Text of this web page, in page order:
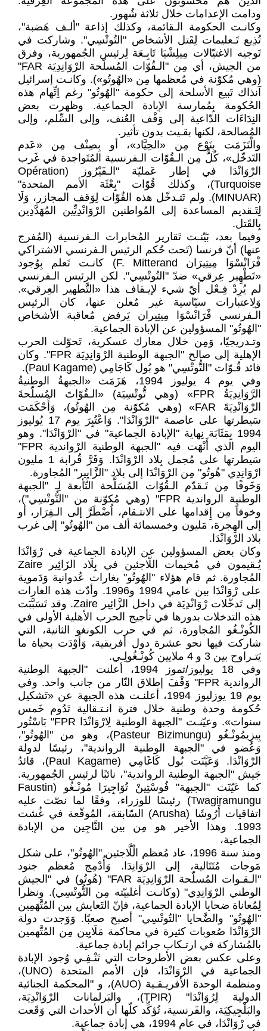
ودامت الإعدامات خلال ثلاثة شُهور.
وكانـت الحكومة الـقائمة، وكذلك إذاعة "ألـف هَضبة"،
تُذِيع تَـعليمات لِقَتل الأشخاص "التُوتْسِي". وشاركت في
تَوجيه الاغتيّالات مِيلِشْيَا تَابِـعَة لِرئيس الجُمهورية، وفرق
من الجيش، أي مِن "الـقُوّات المُسلّحة الرْوَانِدِيَة FAR"
(وهي مُكوّنة في مُعظمها مِن «الهُوتُو»). وكانـت إسرائيل
آنذاك تَبيع الأسلحة إلى حكومة "الهُوتُو" رغم اِتِّهام هذه
الحُكومة بِمُمارسة الإبادة الجماعية. وظهرت بعض
النِدَاءَات الدّاعية إلى وَقْف العُنف، وإلى السِّلم، وإلى
المُصالحة، لكنها بقـيت بدون تأثير.
والْتَزَمَت بِنَوْع مِن «الحِيَّاد»، أو بِصِنْف مِن «عَدم
التَدخّل»، كُلٌّ مِن الـقُوّات الـفرنسية المُتَواجدة في غَرب
الرْوَانْدَا في إطار عَمليّة "الـفَيْرُوز (Opération
Turquoise)، وكذلك قُوّات "بِعْثَة الأمم المتحدة"
(MINUAR). ولم تَتـدخّل هذه القُوّات لِوَقف المجازر، وَلَا
لِتَـقديم المساعدة إلى المُواطنين الرْوَانْدِيِّين المُهَدَّدِين
بِالقَتل.
وفيما بعد، بَيّنـت تَقارير المُخابرات الـفرنسية (المُفرج
عنها) أنّ فرنسا (تَحت حُكم الرئيس الـفرنسي الاشتراكي
فْرَانْسْوَا مِيتِيرَان F. Mitterand) كانـت تَعلم بِوُجود
«تَطْهِير عِرقي» ضدّ "التُوتْسِي". لكن الرئيس الـفرنسي
لم يُرِدْ فِـعْل أيّ شيء لإيـقاف هذا «التَّطهير العِرقي».
وَلِاعتبارات سيّاسية غير مُعلن عنها، كان الرئيس
الـفرنسي فْرَانْسْوَا مِيتِيران يَرفض مُعاقبة الأشخاص
"الهُوتُو" المسؤولين عن الإبادة الجماعية.
وتـدريجيًا، وَمِن خلال معارك عسكرية، تَحوّلت الحرب
الإهلية إلى صالح "الجبهة الوطنية الرْوَانِدِيَة FPR". وكان
قائد قُـوّات "التُّوتْسِي" هو بُول كَاجَامِي (Paul Kagame).
وفي يوم 4 يوليوز 1994، هَزَمَت «الجبهةُ الوطنيةُ
الرَّوَانِدِيَةُ FPR» (وهي تُّوتْسِيَة) «الـقُوّاتَ المُسلّحةَ
الرْوَانْدِيَةَ FAR» (وهي مُكوّنة مِن الهُوتُو)، وَأَحْكَمَت
سَيطرتها على عاصمة "الرْوَانْدَا". وَاعْتُبِرَ يوم 17 يُوليوز
1994 بِمَثَابَة نِهاية "الإبادة الجماعية" في "الرْوَانْدَا". وهو
اليوم الذي أَنْهَت فيه "الجبهة الوطنية الرْواندية FPR"
سَيطرتها على مُجمل بِلاد الرْوَانْدَا. وَفَرَّ قُرابة 1 مليون
ارْوَانِدِي "هُوتُو" مِن الرْوَانْدَا إلى بلاد "الزَّايِير" المُجاورة.
وَخَوفًا مِن تَـقدّم الـقُوّات المُسَلَّحة التّأبعة لِـ "الجبهة
الوطنية الرواندية FPR" (وهي مُكوّنة من "التُّوتْسِي")،
وخوفاً مِن إِقدامها على الانتـقام، اُضْطَرَّ إلى الـفِرَار، أو
إلى الهِجرة، مَليون وخمسمائة ألف من "الهُوتُو" إلى غرب
بلاد الرْوَانْدَا.
وكان بعض المسؤولين عن الإبادة الجماعية في رْوَانْدَا
يُـقيمون في مُخيمات اللّاجئين في بِلَاد الزَائِير Zaire
المُجاورة. ثم قام هؤلاء "الهُوتُو" بغارات عُدوانية وَدَموية
على رْوَانْدَا بين عامي 1994 و1996. وأدّت هذه الغارات
إلى تَدخّلات رْوَانْدِيَة في داخل الزَّائِير Zaire. وقد تَسَبَّبَت
هذه التدخلات بدورها في تأجيج الحرب الأهلية الأولى في
الكُونْـغُو المُجاورة، ثم في حرب الكونغو الثانية، التي
شاركت فيها نحو عشرة دول أفريقية، وَأَوْدَت بحياة ما
يَتـراوح بين 3 و 4 ملايين كُونْـغُولِـي.
وفي 18 يوليوز/تموز 1994، أعلنت "الجبهة الوطنية
الرواندية FPR" وَقْفَ إطلاق النّار من جانب واحد. وفي
يوم 19 يوزليوز 1994، أعلنـت هذه الجبهة عن «تَشكيل
حُكومة وحدة وطنية خلال فترة انـتـقالية تَدُوم خَمس
سنوات». وعيّنـت "الجبهة الوطنية لِارْوَانْدَا FPR" بَاسْتُور
بِيزِيمُونْـغُو (Pasteur Bizimungu)، وهو من "الهُوتُو"،
وَعُضو في "الجبهة الوطنية الرواندية"، رئيسًا لدولة
الرْوَانْدَا. وَعَيَّنَت بُول كَاغَامِي (Paul Kagame)، قائدُ
جَيش "الجبهة الوطنية الرواندية"، نائبًا لرئيس الجُمهورية.
كما عَيّنَت "الجبهة" فُوسْتِينْ تُوَاجِيرَا مُونْـغُو (Faustin
Twagiramungu) رئيسًا للوزراء، وفقًا لما نصّت عليه
اتفاقيات أَرُوشَا (Arusha) السّابقة، المُوقّعة في غُشت
1993. وهذا الأخير هو مِن بين النَّاجِين من الإبادة
الجماعية،
ومنذ سنة 1996، عاد مُعظم الْلَّاجئين "الهُوتُو"، على شكل
مَوجات مُتَتَالية، إلى الرْوَانِدَا. وَأُدْمِج مُعظم جنود
"الـقـوات المُسلّحة الرْوَانِدِيَة FAR" (هُوتُو) في "الجيش
الوطني الرْوَانِدِي" (وكانـت أغلبيّته مِن التُّوتْسِي). ونظرا
لِمُعاناة ضحايا الإبادة الجماعية، فإنّ التَعايش بين المُتَّهَمِين
"الهُوتُو" والضَّحايا "التُوتْسِي" أصبح صعبًا. وَوَجدت دولة
الرْوَانْدَا صُعوبات كثيرة في محاكمة مَلَايِين مِن المُتَّهمين
بالمُشاركة في ارتـكاب جرائم إبادة جماعية.
وعلى عكس بعض الأطروحات التي تَنْـفِـي وُجود الإبادة
الجماعية في الرْوَانْدَا، فإن الأمم المتحدة (UNO)،
ومنظمة الوحدة الأفريـقـية (AUO)، و "المحكمة الجنائية
الدولية لِرُوَانْدَا" (TPIR)، والبَرلمانات الرْوَانْدِيَة،
والبَلْجِيكِيَة، والفَرنسية، تُؤكِّد كلّها أن الأحداث التي وَقَعت
في رْوَانْدَا، في عام 1994، هي إبادة جماعية.